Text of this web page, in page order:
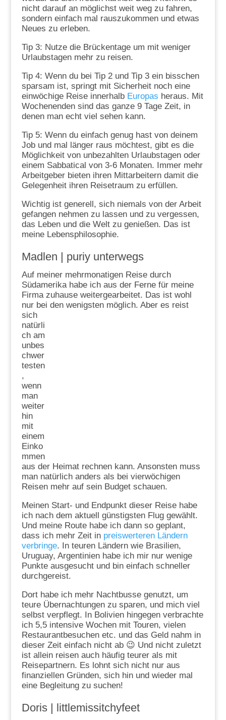
nicht darauf an möglichst weit weg zu fahren,
sondern einfach mal rauszukommen und etwas
Neues zu erleben.
Tip 3: Nutze die Brückentage um mit weniger
Urlaubstagen mehr zu reisen.
Tip 4: Wenn du bei Tip 2 und Tip 3 ein bisschen
sparsam ist, springt mit Sicherheit noch eine
einwöchige Reise innerhalb Europas heraus. Mit
Wochenenden sind das ganze 9 Tage Zeit, in
denen man echt viel sehen kann.
Tip 5: Wenn du einfach genug hast von deinem
Job und mal länger raus möchtest, gibt es die
Möglichkeit von unbezahlten Urlaubstagen oder
einem Sabbatical von 3-6 Monaten. Immer mehr
Arbeitgeber bieten ihren Mittarbeitern damit die
Gelegenheit ihren Reisetraum zu erfüllen.
Wichtig ist generell, sich niemals von der Arbeit
gefangen nehmen zu lassen und zu vergessen,
das Leben und die Welt zu genießen. Das ist
meine Lebensphilosophie.
Madlen | puriy unterwegs
Auf meiner mehrmonatigen Reise durch
Südamerika habe ich aus der Ferne für meine
Firma zuhause weitergearbeitet. Das ist wohl
nur bei den wenigsten möglich. Aber es reist
sich
natürli
ch am
unbes
chwer
testen
,
wenn
man
weiter
hin
mit
einem
Einko
mmen
aus der Heimat rechnen kann. Ansonsten muss
man natürlich anders als bei vierwöchigen
Reisen mehr auf sein Budget schauen.
Meinen Start- und Endpunkt dieser Reise habe
ich nach dem aktuell günstigsten Flug gewählt.
Und meine Route habe ich dann so geplant,
dass ich mehr Zeit in preiswerteren Ländern
verbringe. In teuren Ländern wie Brasilien,
Uruguay, Argentinien habe ich mir nur wenige
Punkte ausgesucht und bin einfach schneller
durchgereist.
Dort habe ich mehr Nachtbusse genutzt, um
teure Übernachtungen zu sparen, und mich viel
selbst verpflegt. In Bolivien hingegen verbrachte
ich 5,5 intensive Wochen mit Touren, vielen
Restaurantbesuchen etc. und das Geld nahm in
dieser Zeit einfach nicht ab 😉 Und nicht zuletzt
ist allein reisen auch häufig teurer als mit
Reisepartnern. Es lohnt sich nicht nur aus
finanziellen Gründen, sich hin und wieder mal
eine Begleitung zu suchen!
Doris | littlemissitchyfeet